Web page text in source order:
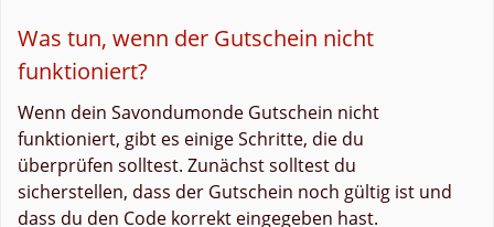
Was tun, wenn der Gutschein nicht
funktioniert?
Wenn dein Savondumonde Gutschein nicht
funktioniert, gibt es einige Schritte, die du
überprüfen solltest. Zunächst solltest du
sicherstellen, dass der Gutschein noch gültig ist und
dass du den Code korrekt eingegeben hast.